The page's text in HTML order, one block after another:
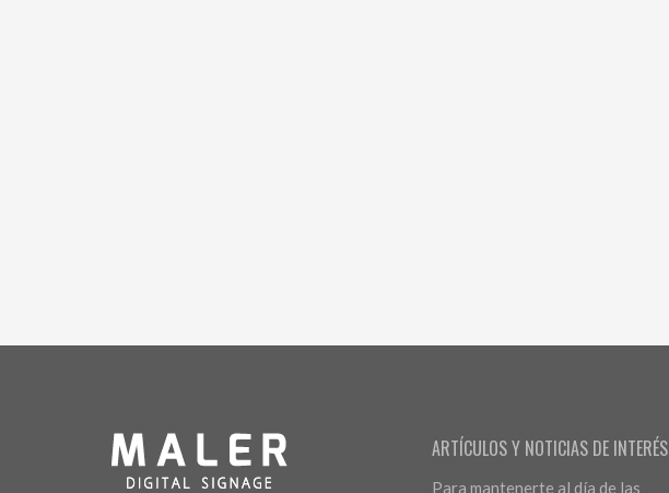
ARTÍCULOS Y NOTICIAS DE INTERÉS
Para mantenerte al día de las